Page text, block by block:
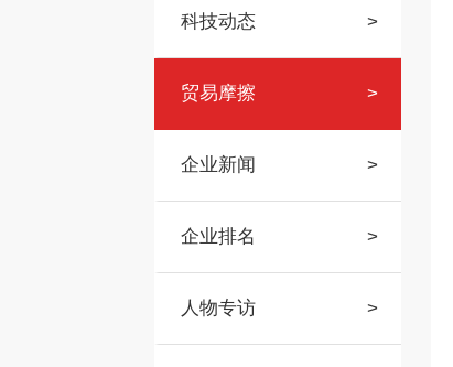
科技动态 >
贸易摩擦 >
企业新闻 >
企业排名 >
人物专访 >